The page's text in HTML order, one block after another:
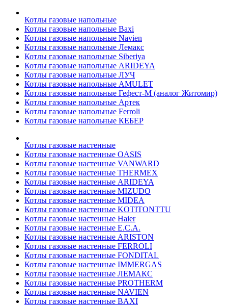
Котлы газовые напольные
Котлы газовые напольные Baxi
Котлы газовые напольные Navien
Котлы газовые напольные Лемакс
Котлы газовые напольные Siberiya
Котлы газовые напольные ARIDEYA
Котлы газовые напольные ЛУЧ
Котлы газовые напольные AMULET
Котлы газовые напольные Гефест-М (аналог Житомир)
Котлы газовые напольные Артек
Котлы газовые напольные Ferroli
Котлы газовые напольные КЕБЕР
Котлы газовые настенные
Котлы газовые настенные OASIS
Котлы газовые настенные VANWARD
Котлы газовые настенные THERMEX
Котлы газовые настенные ARIDEYA
Котлы газовые настенные MIZUDO
Котлы газовые настенные MIDEA
Котлы газовые настенные KOTITONTTU
Котлы газовые настенные Haier
Котлы газовые настенные E.C.A.
Котлы газовые настенные ARISTON
Котлы газовые настенные FERROLI
Котлы газовые настенные FONDITAL
Котлы газовые настенные IMMERGAS
Котлы газовые настенные ЛЕМАКС
Котлы газовые настенные PROTHERM
Котлы газовые настенные NAVIEN
Котлы газовые настенные BAXI